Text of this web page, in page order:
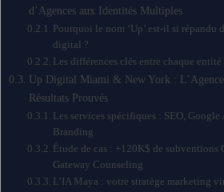
d’Agences aux Identités Multiples
Pourquoi le nom ‘Up’ est-il si répandu
digital ?
Les différences clés entre chaque entité
Up Digital Miami & New York :
Résultats Prouvés
Les services spécifiques : SEO, Google
Branding
Étude de cas : +120K$ de subventions
Gateway Counseling
L’IA Maya : votre stratège marketing